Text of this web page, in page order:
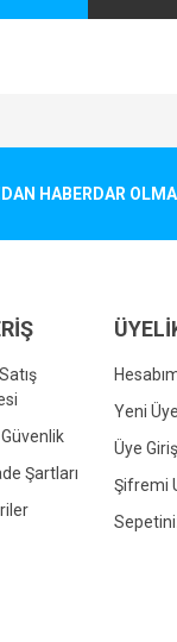
görüntülenemiyor.
olmalı.
HABERDAR
Şartları
Yeni
Üye
Şifremi